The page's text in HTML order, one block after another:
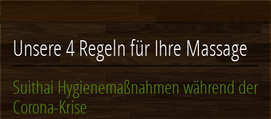
Unsere 4 Regeln für Ihre Massage
Suithai Hygienemaßnahmen während der
Corona-Krise